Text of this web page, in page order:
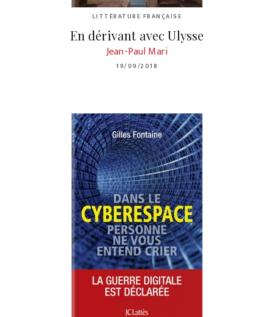
LITTÉRATURE FRANÇAISE
En dérivant avec Ulysse
Jean-Paul Mari
19/09/2018